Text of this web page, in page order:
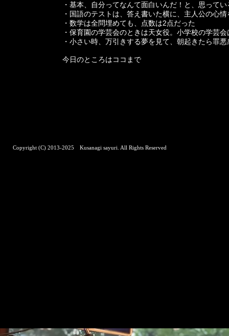
・基本、自分ってなんて面白いんだ！と、思って
・国語のテストは、答え書いた横に、主人公の心
・数学は全問埋めても、点数は2点だった
・保育園の学芸会のときは天女役。小学校の学芸
・小さい時、万引きする夢を見て、朝起きたら罪
今日のところはココまで
Copyright (C) 2013-2025 Kusanagi sayuri. All Rights Reserved